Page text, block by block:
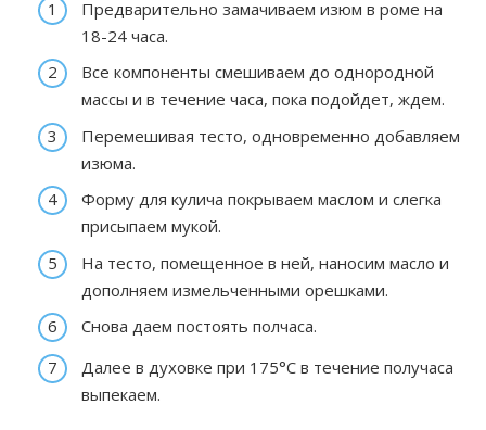
Предварительно замачиваем изюм в роме на
18-24 часа.
Все компоненты смешиваем до однородной
массы и в течение часа, пока подойдет, ждем.
Перемешивая тесто, одновременно добавляем
изюма.
Форму для кулича покрываем маслом и слегка
присыпаем мукой.
На тесто, помещенное в ней, наносим масло и
дополняем измельченными орешками.
Снова даем постоять полчаса.
Далее в духовке при 175°C в течение получаса
выпекаем.